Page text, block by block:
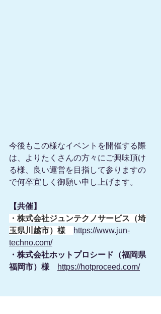
今後もこの様なイベントを開催する際
は、よりたくさんの方々にご興味頂け
る様、良い運営を目指して参りますの
で何卒宜しく御願い申し上げます。
【共催】
・株式会社ジュンテクノサービス（埼
玉県川越市）様
https://www.jun-
techno.com/
・株式会社ホットプロシード（福岡県
福岡市）様
https://hotproceed.com/